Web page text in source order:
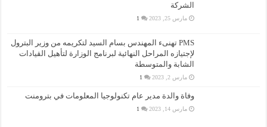
الشركة
مارس 25, 2023 1
PMS تهنىء المهندس بسام السيد لتكريمه من وزير البترول
لإجتيازه المراحل النهائية لبرنامج الوزارة لتأهيل القيادات
الشابة والمتوسطة
مارس 2, 2023 1
وفاة والدة مدير عام تكنولوجيا المعلومات في بترومنت
مارس 14, 2023 1